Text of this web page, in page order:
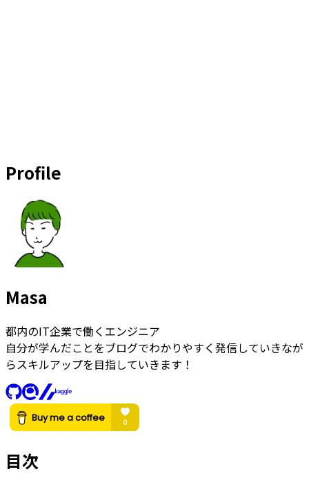
Profile
Masa
都内のIT企業で働くエンジニア
自分が学んだことをブログでわかりやすく発信していきなが
らスキルアップを目指していきます！
目次